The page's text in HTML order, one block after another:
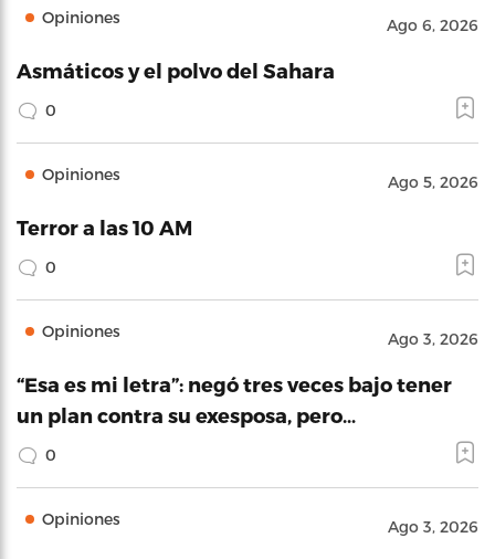
Opiniones Ago 6, 2026
Asmáticos y el polvo del Sahara
0
Opiniones Ago 5, 2026
Terror a las 10 AM
0
Opiniones Ago 3, 2026
“Esa es mi letra”: negó tres veces bajo tener
un plan contra su exesposa, pero…
0
Opiniones Ago 3, 2026